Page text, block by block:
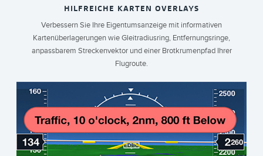
HILFREICHE KARTEN OVERLAYS
Verbessern Sie Ihre Eigentumsanzeige mit informativen
Kartenüberlagerungen wie Gleitradiusring, Entfernungsringe,
anpassbarem Streckenvektor und einer Brotkrumenpfad Ihrer
Flugroute.